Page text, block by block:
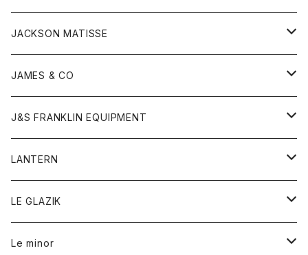
フリース
ストール
マフラー
Tシャツ
グッズ
アンダーウェア
靴
トップス
カーディガン
ジャケット
ボトム
オーバーオール
ショートパンツ
レディース
アウター
カーディガン
コート
Tシャツ
ロンパース
グッズ
靴
ストール
トップス
カットソー
シャツ
ボトム
オーバーオール
ショートパンツ
レディース
オーバーオール
シャツ
ワンピース
ワンピース
ワンピース
バック
キッズ
トレーナー
トップス
Gジャケット
スウェット
帽子
JACKSON MATISSE
Tシャツ
帽子
JAMES & CO
ボトム
J&S FRANKLIN EQUIPMENT
アウター
LANTERN
アウター
Tシャツ
LE GLAZIK
レディース
Le minor